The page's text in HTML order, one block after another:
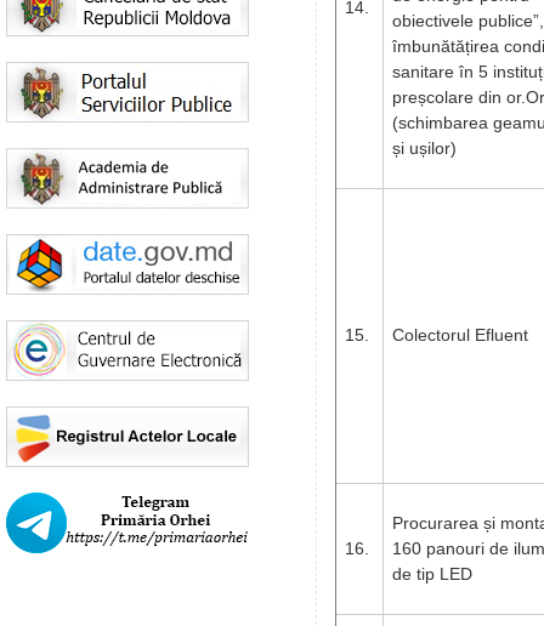
14.
obiectivele publice”,
îmbunătățirea
sanitare în 5
preșcolare din
(schimbarea
și ușilor)
15. Colectorul Efluent
16.
Procurarea și
160 panouri de
de tip LED